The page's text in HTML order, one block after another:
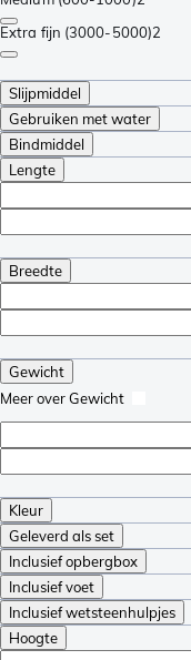
Extra fijn (3000-5000)2
Slijpmiddel
Gebruiken met water
Bindmiddel
Lengte
Breedte
Gewicht
Meer over Gewicht
Kleur
Geleverd als set
Inclusief opbergbox
Inclusief voet
Inclusief wetsteenhulpjes
Hoogte